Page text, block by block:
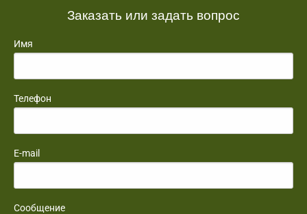
Заказать или задать вопрос
Имя
Телефон
E-mail
Сообщение